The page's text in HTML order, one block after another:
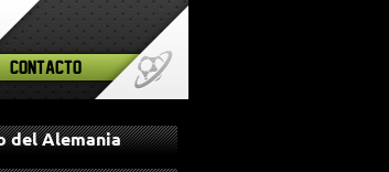
Contacto
del Alemania